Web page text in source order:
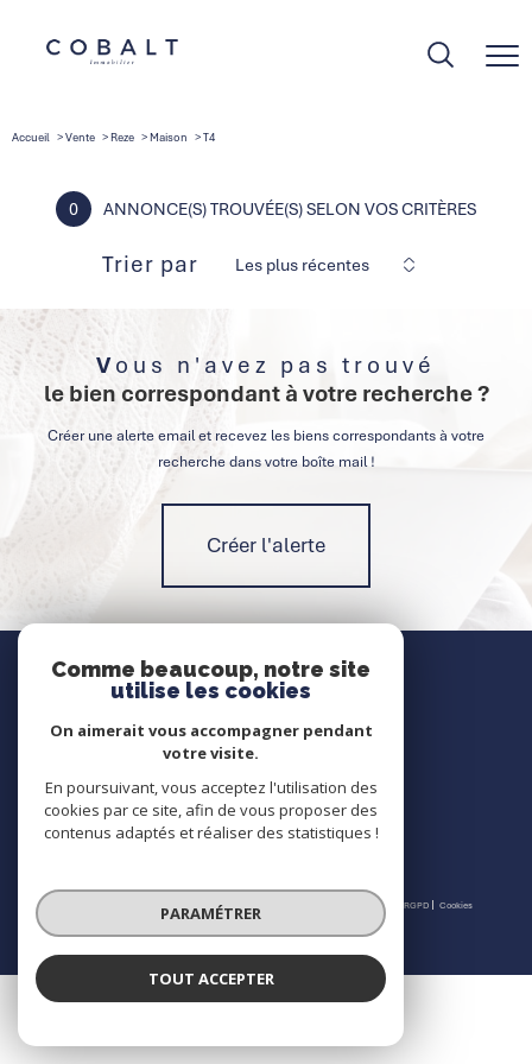
Accueil Vente Reze Maison T4
0 ANNONCE(S) TROUVÉE(S) SELON VOS CRITÈRES
Trier par Les plus récentes
Vous n'avez pas trouvé
le bien correspondant à votre recherche ?
Créer une alerte email et recevez les biens correspondants à votre
recherche dans votre boîte mail !
Créer l'alerte
Nous contacter
Contact
Nous suivre
© 2026 | Tous droits réservés | Traduction powered by Google |
Mentions légales Politique RGPD Cookies
Comme beaucoup, notre site
utilise les cookies
On aimerait vous accompagner pendant
votre visite.
En poursuivant, vous acceptez l'utilisation des
cookies par ce site, afin de vous proposer des
contenus adaptés et réaliser des statistiques !
PARAMÉTRER
TOUT ACCEPTER